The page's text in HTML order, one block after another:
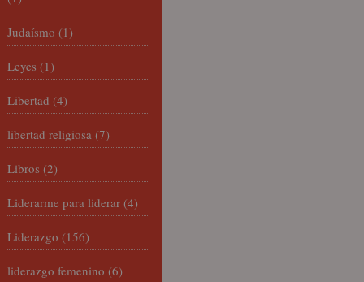
Judaísmo (1)
Leyes (1)
Libertad (4)
libertad religiosa (7)
Libros (2)
Liderarme para liderar (4)
Liderazgo (156)
liderazgo femenino (6)